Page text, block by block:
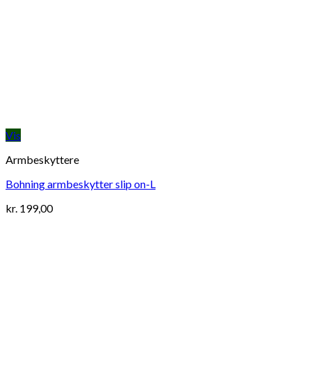
Vis
Armbeskyttere
Bohning armbeskytter slip on-L
kr. 199,00